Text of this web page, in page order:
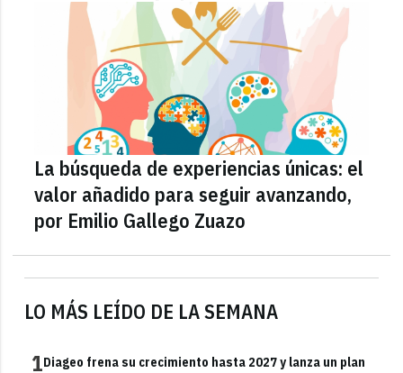
LO MÁS LEÍDO DE LA SEMANA
1Diageo frena su crecimiento hasta 2027 y lanza un plan
La búsqueda de experiencias únicas: el
valor añadido para seguir avanzando,
por Emilio Gallego Zuazo